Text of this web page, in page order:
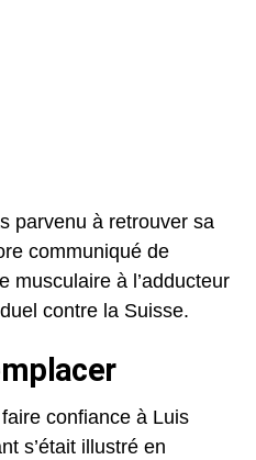
parvenu à retrouver sa
communiqué de
musculaire à l’adducteur
contre la Suisse.
confiance à Luis
s’était illustré en